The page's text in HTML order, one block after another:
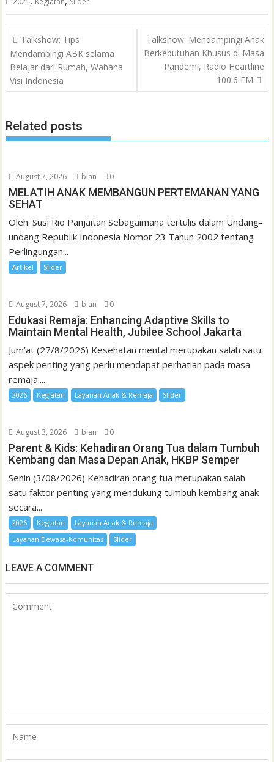
b
o
o
k
t
e
r
s
A
p
p
l
l
o
M
a
l
t
a
g
e
e
d
I
n
e
r
e
s
t
C
a
t
P
o
s
t
a
v
a
t
o
n
Talkshow: Tips
Mendampingi ABK selama
Belajar dari Rumah, Wahana
Visi Indonesia
Talkshow: Mendampingi Anak
Berkebutuhan Khusus di Masa
Pandemi, Radio Heartline
100.6 FM
Related posts
August 7, 2026 bian 0
MELATIH ANAK MEMBANGUN PERTEMANAN YANG
SEHAT
Oleh: Susi Rio Panjaitan Sebagaimana tertulis dalam Undang-
undang Republik Indonesia Nomor 23 Tahun 2002 tentang
Perlingungan...
Artikel Slider
August 7, 2026 bian 0
Edukasi Remaja: Enhancing Adaptive Skills to
Maintain Mental Health, Jubilee School Jakarta
Jum’at (27/8/2026) Kesehatan mental merupakan salah satu
aspek penting yang perlu mendapat perhatian pada masa
remaja....
2026 Kegiatan Layanan Anak & Remaja Slider
August 3, 2026 bian 0
Parent & Kids: Kehadiran Orang Tua dalam Tumbuh
Kembang dan Masa Depan Anak, HKBP Semper
Senin (3/08/2026) Kehadiran orang tua merupakan salah
satu faktor penting yang mendukung tumbuh kembang anak
secara...
2026 Kegiatan
Layanan Anak & Remaja
Layanan Dewasa-Komunitas
Slider
LEAVE A COMMENT